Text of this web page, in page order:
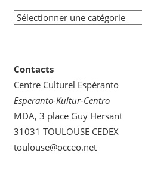
Sélectionner
Contacts
Centre Culturel Espéranto
Esperanto-Kultur-Centro
MDA, 3 place Guy Hersant
31031 TOULOUSE CEDEX
toulouse@occeo.net